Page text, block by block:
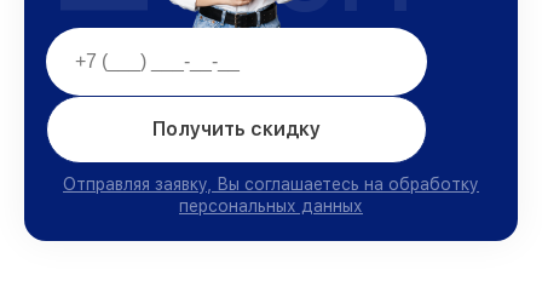
Получить скидку
Отправляя заявку, Вы соглашаетесь на обработку
персональных данных